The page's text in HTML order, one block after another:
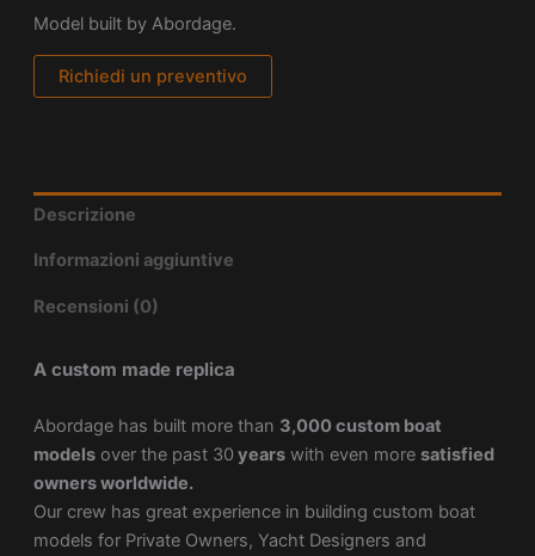
Model built by Abordage.
Richiedi un preventivo
Descrizione
Informazioni aggiuntive
Recensioni (0)
A custom made replica
Abordage has built more than 3,000 custom boat
modelsover the past 30 yearswith even more satisfied
owners worldwide.
Our crew has great experience in building custom boat
models for Private Owners, Yacht Designers and